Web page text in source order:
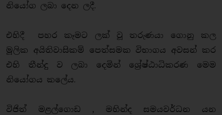
නියෝග ලබා දෙන ලදී.
එහිදී පහර කෑමට ලක් වූ තරුණයා ගොනු කල
මූලික අයිතිවාසිකම් පෙත්සමක විභාගය අවසන් කර
එහි තීන්දු ව ලබා දෙමින් ශ්‍රේෂ්ඨාධිකරණ මෙම
නියෝගය කලේය.
විජිත් මළල්ගොඩ , මහින්ද සමයවර්ධන යන